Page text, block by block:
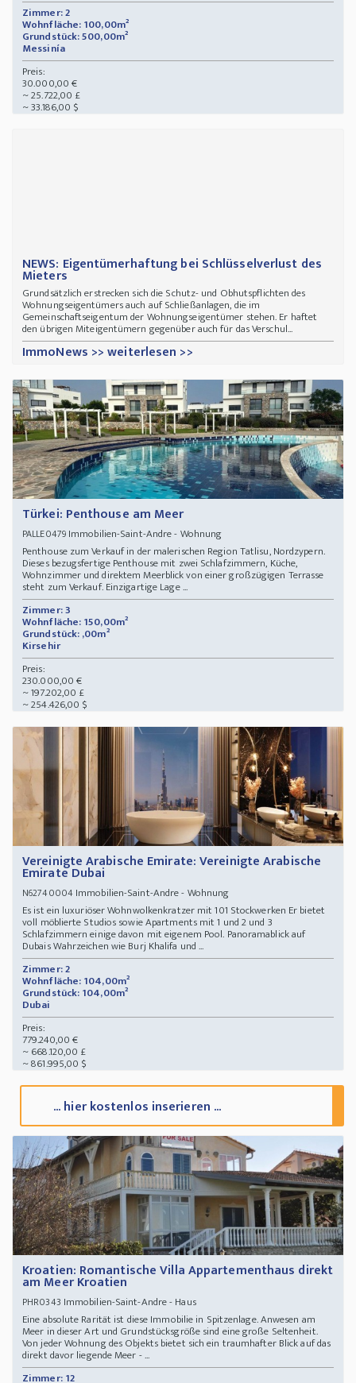
Zimmer: 2
Wohnfläche: 100,00m²
Grundstück: 500,00m²
Messinía
Preis:
30.000,00 €
~ 25.722,00 £
~ 33.186,00 $
NEWS: Eigentümerhaftung bei Schlüsselverlust des
Mieters
Grundsätzlich erstrecken sich die Schutz- und Obhutspflichten des
Wohnungseigentümers auch auf Schließanlagen, die im
Gemeinschaftseigentum der Wohnungseigentümer stehen. Er haftet
den übrigen Miteigentümern gegenüber auch für das Verschul...
ImmoNews >> weiterlesen >>
Türkei: Penthouse am Meer
PALLE0479Immobilien-Saint-Andre - Wohnung
Penthouse zum Verkauf in der malerischen Region Tatlisu, Nordzypern.
Dieses bezugsfertige Penthouse mit zwei Schlafzimmern, Küche,
Wohnzimmer und direktem Meerblick von einer großzügigen Terrasse
steht zum Verkauf. Einzigartige Lage ...
Zimmer: 3
Wohnfläche: 150,00m²
Grundstück: ,00m²
Kirsehir
Preis:
230.000,00 €
~ 197.202,00 £
~ 254.426,00 $
Vereinigte Arabische Emirate: Vereinigte Arabische
Emirate Dubai
N62740004Immobilien-Saint-Andre - Wohnung
Es ist ein luxuriöser Wohnwolkenkratzer mit 101 Stockwerken Er bietet
voll möblierte Studios sowie Apartments mit 1 und 2 und 3
Schlafzimmern einige davon mit eigenem Pool. Panoramablick auf
Dubais Wahrzeichen wie Burj Khalifa und ...
Zimmer: 2
Wohnfläche: 104,00m²
Grundstück: 104,00m²
Dubai
Preis:
779.240,00 €
~ 668.120,00 £
~ 861.995,00 $
... hier kostenlos inserieren ...
Kroatien: Romantische Villa Appartementhaus direkt
am Meer Kroatien
PHR0343 Immobilien-Saint-Andre - Haus
Eine absolute Rarität ist diese Immobilie in Spitzenlage. Anwesen am
Meer in dieser Art und Grundstücksgröße sind eine große Seltenheit.
Von jeder Wohnung des Objekts bietet sich ein traumhafter Blick auf das
direkt davor liegende Meer - ...
Zimmer: 12